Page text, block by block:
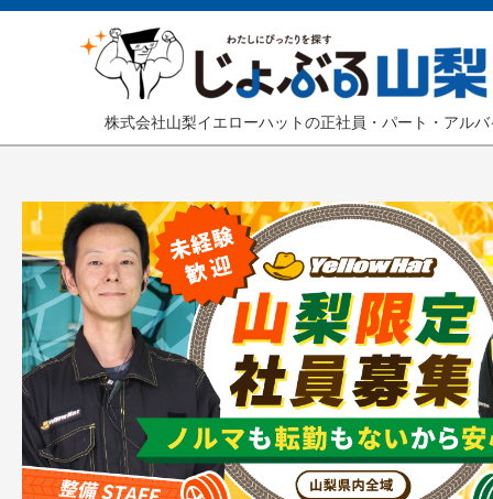
株式会社山梨イエローハットの正社員・パート・アル